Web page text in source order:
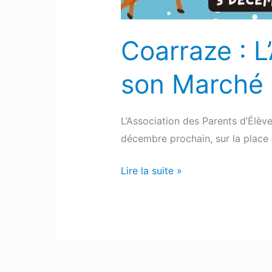
Coarraze :
son Marché
L’Association des Parents
décembre prochain, sur la
Noël
Lire la suite »